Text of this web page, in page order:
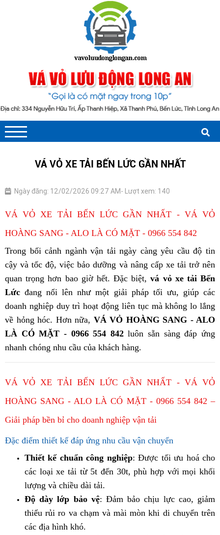
VÁ VỎ XE TẢI BẾN LỨC GẦN NHẤT
Ngày đăng: 12/02/2026 09:27 AM- Lượt xem: 140
VÁ VỎ XE TẢI BẾN LỨC GẦN NHẤT - VÁ VỎ
HOÀNG SANG - ALO LÀ CÓ MẶT - 0966 554 842
Trong bối cảnh ngành vận tải ngày càng yêu cầu độ tin
cậy và tốc độ, việc bảo dưỡng và nâng cấp xe tải trở nên
quan trọng hơn bao giờ hết. Đặc biệt,vá vỏ xe tải Bến
Lức đang nổi lên như một giải pháp tối ưu, giúp các
doanh nghiệp duy trì hoạt động liên tục mà không lo lắng
về hỏng hóc. Hơn nữa, VÁ VỎ HOÀNG SANG - ALO
LÀ CÓ MẶT - 0966 554 842luôn sẵn sàng đáp ứng
nhanh chóng nhu cầu của khách hàng.
VÁ VỎ XE TẢI BẾN LỨC GẦN NHẤT - VÁ VỎ
HOÀNG SANG - ALO LÀ CÓ MẶT - 0966 554 842 –
Giải pháp bền bỉ cho doanh nghiệp vận tải
Đặc điểm thiết kế đáp ứng nhu cầu vận chuyển
Thiết kế chuẩn công nghiệp: Được tối ưu hoá cho
các loại xe tải từ 5t đến 30t, phù hợp với mọi khối
lượng và chiều dài tải.
Độ dày lớp bảo vệ: Đảm bảo chịu lực cao, giảm
thiểu rủi ro va chạm và mài mòn khi di chuyển trên
các địa hình khó.